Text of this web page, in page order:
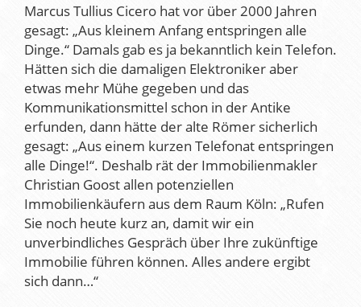
Marcus Tullius Cicero hat vor über 2000 Jahren
gesagt: „Aus kleinem Anfang entspringen alle
Dinge.“ Damals gab es ja bekanntlich kein Telefon.
Hätten sich die damaligen Elektroniker aber
etwas mehr Mühe gegeben und das
Kommunikationsmittel schon in der Antike
erfunden, dann hätte der alte Römer sicherlich
gesagt: „Aus einem kurzen Telefonat entspringen
alle Dinge!“. Deshalb rät der Immobilienmakler
Christian Goost allen potenziellen
Immobilienkäufern aus dem Raum Köln: „Rufen
Sie noch heute kurz an, damit wir ein
unverbindliches Gespräch über Ihre zukünftige
Immobilie führen können. Alles andere ergibt
sich dann…“